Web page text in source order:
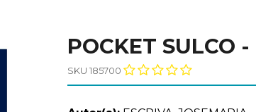
POCKET SULCO
SKU 185700